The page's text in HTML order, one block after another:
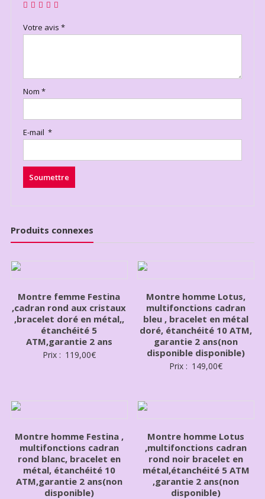
Votre avis *
Nom *
E-mail *
Produits connexes
Montre femme Festina
,cadran rond aux cristaux
,bracelet doré en métal,,
étanchéité 5
ATM,garantie 2 ans
Prix : 119,00€
Montre homme Lotus,
multifonctions cadran
bleu , bracelet en métal
doré, étanchéité 10 ATM,
garantie 2 ans(non
disponible disponible)
Prix : 149,00€
Montre homme Festina ,
multifonctions cadran
rond blanc, bracelet en
métal, étanchéité 10
ATM,garantie 2 ans(non
disponible)
Montre homme Lotus
,multifonctions cadran
rond noir bracelet en
métal,étanchéité 5 ATM
,garantie 2 ans(non
disponible)